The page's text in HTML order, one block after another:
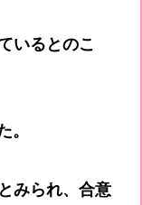
いるとのこ
。
みられ、合意